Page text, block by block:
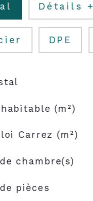
Détails +
DPE
(m²)
Carrez (m²)
chambre(s)
pièces